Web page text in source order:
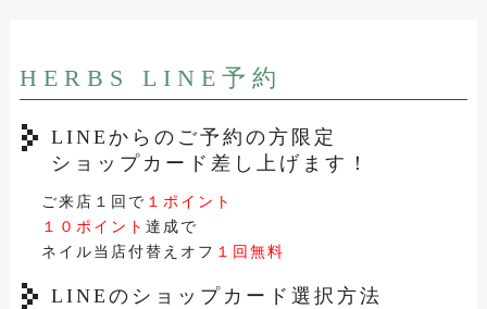
HERBS LINE予約
LINEからのご予約の方限定
ショップカード差し上げます！
ご来店１回で １ポイント
１０ポイント達成で
ネイル当店付替えオフ １回無料
LINEのショップカード選択方法